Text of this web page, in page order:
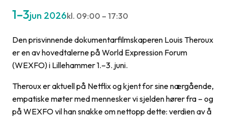
1–3jun 2026kl. 09:00 – 17:30
Den prisvinnende dokumentarfilmskaperen Louis Theroux
er en av hovedtalerne på World Expression Forum
(WEXFO) i Lillehammer 1.–3. juni.
Theroux er aktuell på Netflix og kjent for sine nærgående,
empatiske møter med mennesker vi sjelden hører fra – og
på WEXFO vil han snakke om nettopp dette: verdien av å